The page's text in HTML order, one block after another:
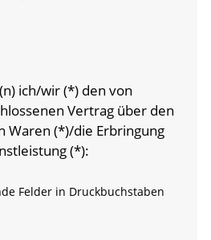
ich/wir (*) den von
Vertrag über den
Waren (*)/die Erbringung
(*):
Felder in Druckbuchstaben